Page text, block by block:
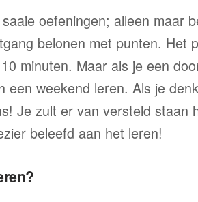
oefeningen; alleen maar
belonen met punten. Het
minuten. Maar als je een
een weekend leren. Als je
Je zult er van versteld staan
beleefd aan het leren!